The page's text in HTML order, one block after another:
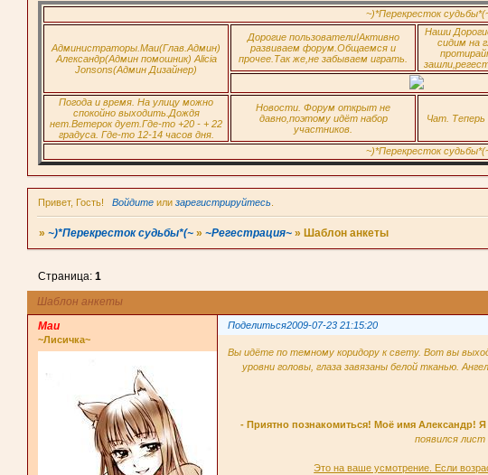
~)*Перекресток судьбы*(~
Администраторы.Маи(Глав.Админ)
Александр(Админ помошник) Alicia
Jonsons(Админ Дизайнер)
Дорогие пользователи!Активно
развиваем форум.Общаемся и
прочее.Так же,не забываем играть.
Наши
сидим на
Погода и время. На улицу можно
спокойно выходить.Дождя
нет.Ветерок дует.Где-то +20 - + 22
градуса. Где-то 12-14 часов дня.
Новости. Форум открыт не
давно,поэтому идёт набор
участников.
Чат. Теперь
~)*Перекресток судьбы*(~
Привет, Гость! Войдитеили зарегистрируйтесь
»~)*Перекресток судьбы*(~ »~Регестрация~ » Шаблон анкеты
Шаблон анкеты
Страница:1
Поделиться2009-07-23 21:15:20
Маи
~Лисичка~
Вы идёте по темному коридору к свету. Вот вы
уровни головы, глаза завязаны белой тканью.
- Приятно познакомиться! Моё имя Александр!
появился
Это на ваше усмотрение. Если